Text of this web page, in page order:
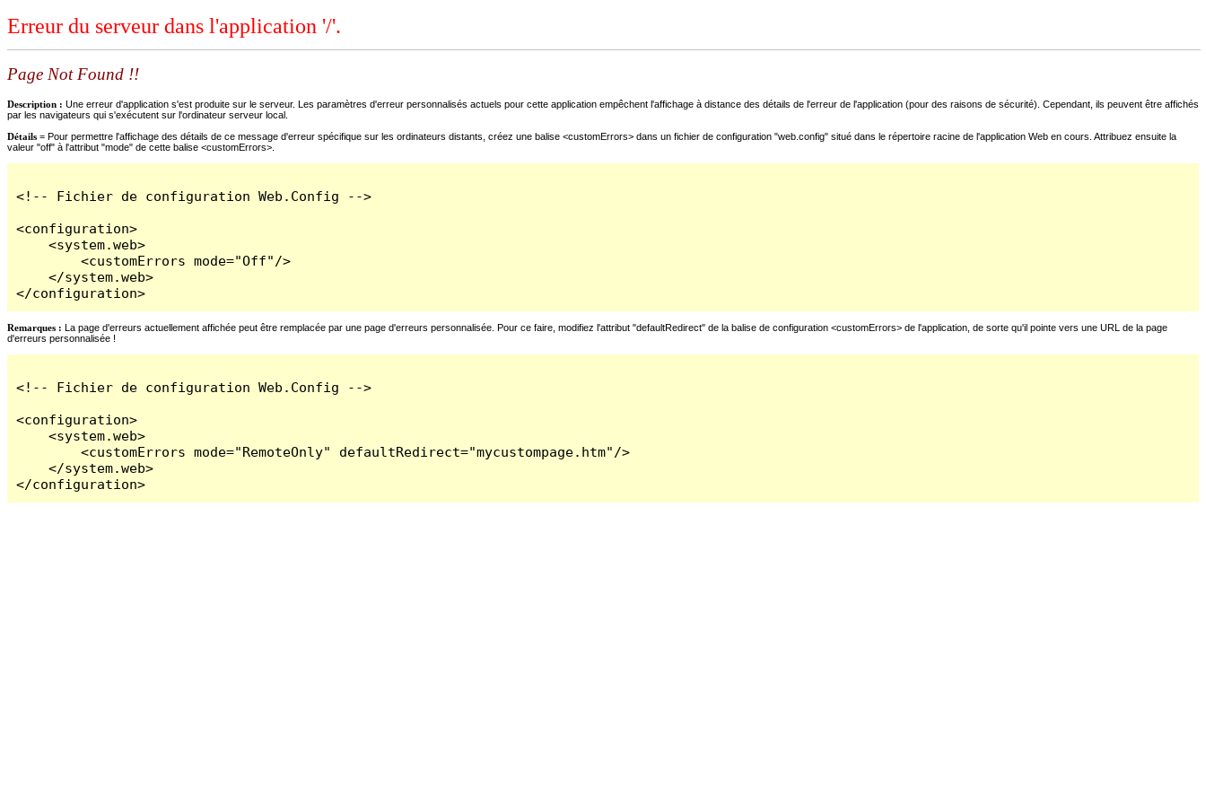
Erreur du serveur dans l'application '/'.
Page Not Found !!
Description : Une erreur d'application s'est produite sur le serveur. Les paramètres d'erreur personnalisés actuels pour cette application empêchent l'affichage à distance des détails de l'erreur de l'application (pour des raisons de sécurité). Cependant, ils peuvent être affichés
par les navigateurs qui s'exécutent sur l'ordinateur serveur local.
Détails = Pour permettre l'affichage des détails de ce message d'erreur spécifique sur les ordinateurs distants, créez une balise <customErrors> dans un fichier de configuration "web.config" situé dans le répertoire racine de l'application Web en cours. Attribuez ensuite la
valeur "off" à l'attribut "mode" de cette balise <customErrors>.
<!-- Fichier de configuration Web.Config -->
<configuration>
    <system.web>
        <customErrors mode="Off"/>
    </system.web>
</configuration>
Remarques : La page d'erreurs actuellement affichée peut être remplacée par une page d'erreurs personnalisée. Pour ce faire, modifiez l'attribut "defaultRedirect" de la balise de configuration <customErrors> de l'application, de sorte qu'il pointe vers une URL de la page
d'erreurs personnalisée !
<!-- Fichier de configuration Web.Config -->
<configuration>
    <system.web>
        <customErrors mode="RemoteOnly" defaultRedirect="mycustompage.htm"/>
    </system.web>
</configuration>